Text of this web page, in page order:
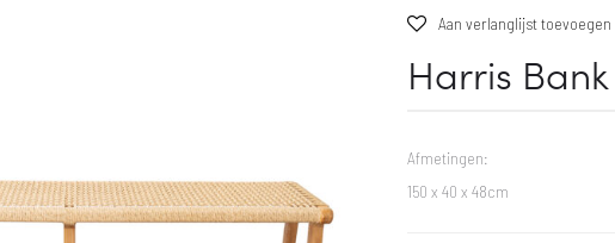
Aan verlanglijst toevoegen
Harris Bank
Afmetingen:
150 x 40 x 48cm